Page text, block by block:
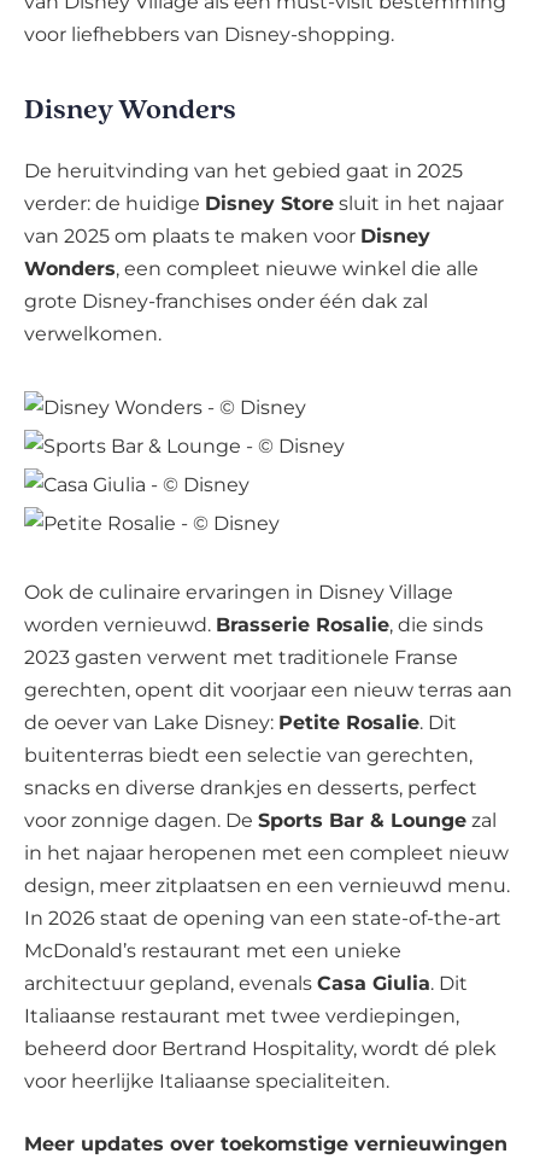
voor liefhebbers van Disney-shopping.
Disney Wonders
De heruitvinding van het gebied gaat in 2025
verder: de huidige Disney Store sluit in het najaar
van 2025 om plaats te maken voor Disney
Wonders, een compleet nieuwe winkel die alle
grote Disney-franchises onder één dak zal
verwelkomen.
Ook de culinaire ervaringen in Disney Village
worden vernieuwd. Brasserie Rosalie, die sinds
2023 gasten verwent met traditionele Franse
gerechten, opent dit voorjaar een nieuw terras aan
de oever van Lake Disney: Petite Rosalie. Dit
buitenterras biedt een selectie van gerechten,
snacks en diverse drankjes en desserts, perfect
voor zonnige dagen. De Sports Bar & Lounge zal
in het najaar heropenen met een compleet nieuw
design, meer zitplaatsen en een vernieuwd menu.
In 2026 staat de opening van een state-of-the-art
McDonald’s restaurant met een unieke
architectuur gepland, evenals Casa Giulia. Dit
Italiaanse restaurant met twee verdiepingen,
beheerd door Bertrand Hospitality, wordt dé plek
voor heerlijke Italiaanse specialiteiten.
Meer updates over toekomstige vernieuwingen